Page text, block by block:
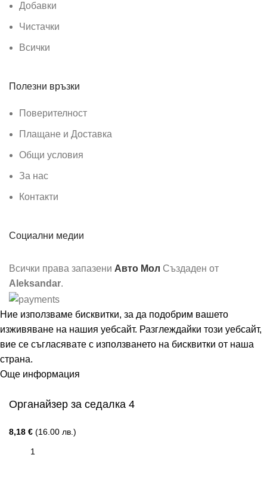
Добавки
Чистачки
Всички
Полезни връзки
Поверителност
Плащане и Доставка
Общи условия
За нас
Контакти
Социални медии
Всички права запазени Авто Мол Създаден от
Aleksandar.
Ние използваме бисквитки, за да подобрим вашето
изживяване на нашия уебсайт. Разглеждайки този уебсайт,
вие се съгласявате с използването на бисквитки от наша
страна.
Още информация
Органайзер за седалка 4
8,18 € (16.00 лв.)